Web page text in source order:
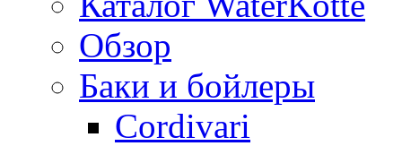
Обзор
Баки и бойлеры
Cordivari